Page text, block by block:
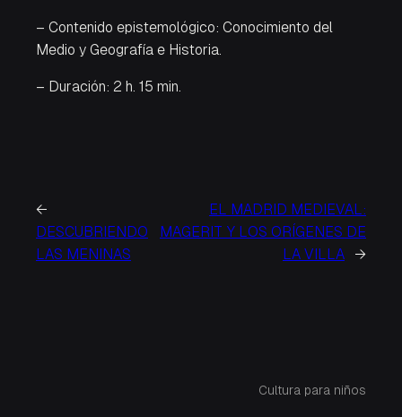
– Contenido epistemológico: Conocimiento del
Medio y Geografía e Historia.
– Duración: 2 h. 15 min.
←
DESCUBRIENDO
LAS MENINAS
EL MADRID MEDIEVAL:
MAGERIT Y LOS ORÍGENES DE
LA VILLA
→
Cultura para niños